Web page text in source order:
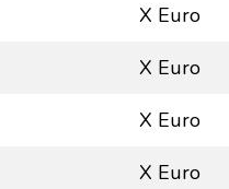
X Euro
X Euro
X Euro
X Euro